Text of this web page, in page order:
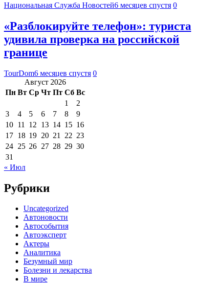
Национальная Служба Новостей6 месяцев спустя 0
«Разблокируйте телефон»: туриста
удивила проверка на российской
границе
TourDom6 месяцев спустя 0
Август 2026
Пн Вт Ср Чт Пт Сб Вс
1
2
3
4 5 6 7 8
9
10 11 12 13 14 15 16
17 18 19 20 21 22 23
24 25 26 27 28 29 30
31
« Июл
Рубрики
Uncategorized
Автоновости
Автособытия
Автоэксперт
Актеры
Аналитика
Безумный мир
Болезни и лекарства
В мире